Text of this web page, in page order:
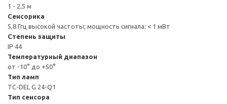
1 - 2,5 м
Сенсорика
5,8 Ггц высокой частоты; мощность сигнала: < 1 мВт
Степень защиты
IP 44
Температурный диапазон
от -10° до +50°
Тип ламп
TC-DEL G 24-Q1
Тип сенсора